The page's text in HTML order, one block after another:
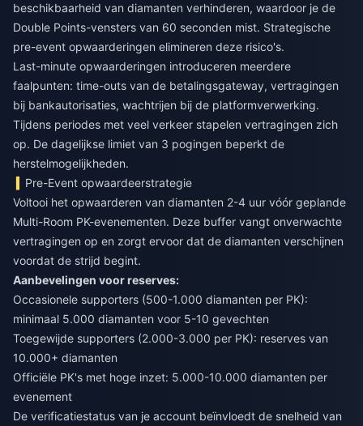
beschikbaarheid van diamanten verhinderen, waardoor je de
Double Points-vensters van 60 seconden mist. Strategische
pre-event opwaarderingen elimineren deze risico's.
Last-minute opwaarderingen introduceren meerdere
faalpunten: time-outs van de betalingsgateway, vertragingen
bij bankautorisaties, wachtrijen bij de platformverwerking.
Tijdens periodes met veel verkeer stapelen vertragingen zich
op. De dagelijkse limiet van 3 pogingen beperkt de
herstelmogelijkheden.
Pre-Event opwaardeerstrategie
Voltooi het opwaarderen van diamanten 2-4 uur vóór geplande
Multi-Room PK-evenementen. Deze buffer vangt onverwachte
vertragingen op en zorgt ervoor dat de diamanten verschijnen
voordat de strijd begint.
Aanbevelingen voor reserves:
Occasionele supporters (500-1.000 diamanten per PK):
minimaal 5.000 diamanten voor 5-10 gevechten
Toegewijde supporters (2.000-3.000 per PK): reserves van
10.000+ diamanten
Officiële PK's met hoge inzet: 5.000-10.000 diamanten per
evenement
De verificatiestatus van je account beïnvloedt de snelheid van